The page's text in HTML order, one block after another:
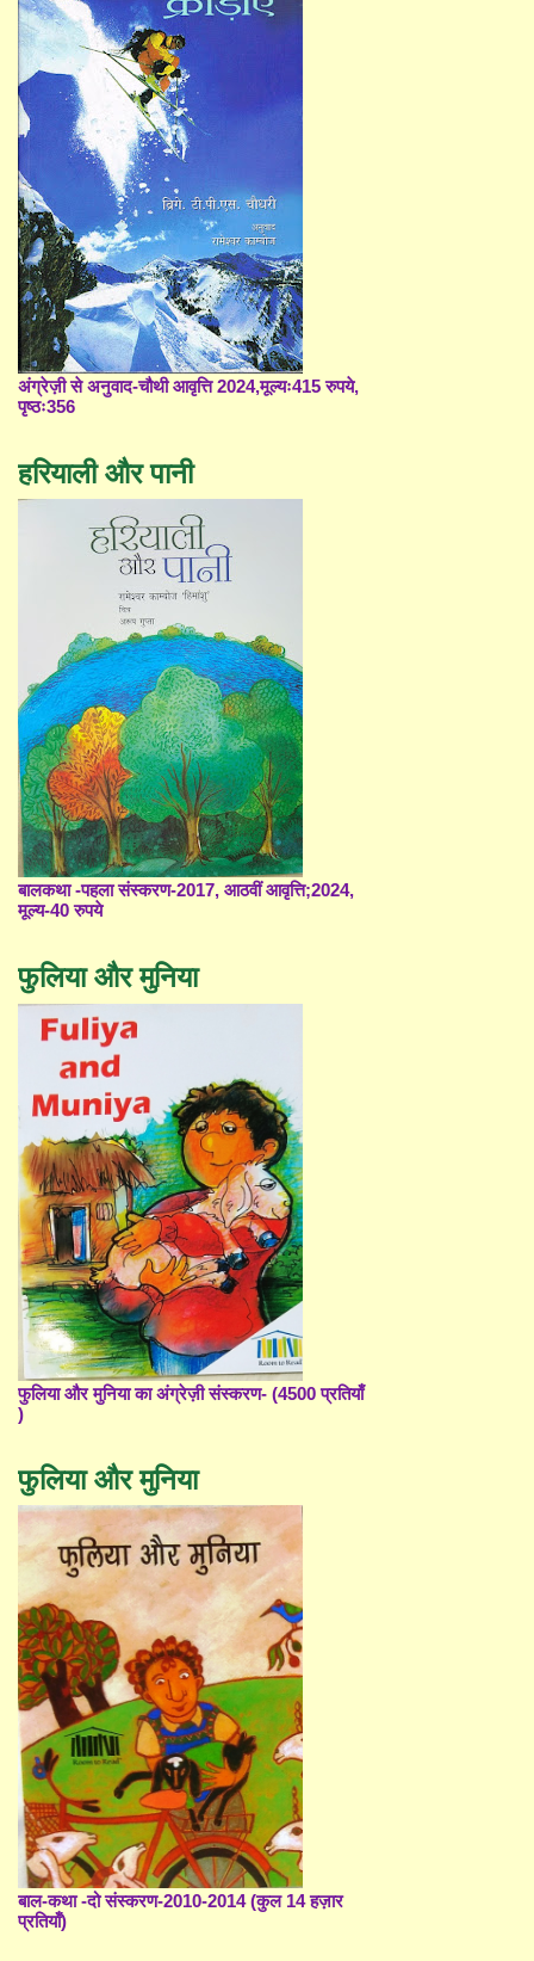
अंग्रेज़ी से अनुवाद-चौथी आवृत्ति 2024,मूल्यः415 रुपये,
पृष्ठः356
हरियाली और पानी
बालकथा -पहला संस्करण-2017, आठवीं आवृत्ति;2024,
मूल्य-40 रुपये
फुलिया और मुनिया
फुलिया और मुनिया का अंग्रेज़ी संस्करण- (4500 प्रतियाँ
)
फुलिया और मुनिया
बाल-कथा -दो संस्करण-2010-2014 (कुल 14 हज़ार
प्रतियाँ)